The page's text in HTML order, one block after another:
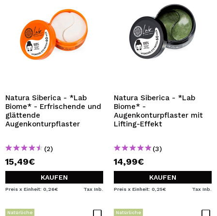
Natura Siberica - *Lab
Biome* - Erfrischende und
glättende
Augenkonturpflaster
(2)
15,49€
KAUFEN
Preis x Einheit: 0,26€ Tax Inb.
Natura Siberica - *Lab
Biome* -
Augenkonturpflaster mit
Lifting-Effekt
(3)
14,99€
KAUFEN
Preis x Einheit: 0,25€ Tax Inb.
Natürliche Natürliche